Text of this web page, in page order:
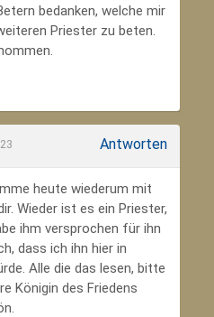
bedanken, welche mir
Priester zu beten.
Antworten
heute wiederum mit
Wieder ist es ein Priester,
ihm versprochen für ihn
dass ich ihn hier in
Alle die das lesen, bitte
Königin des Friedens